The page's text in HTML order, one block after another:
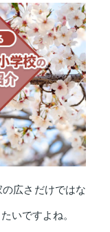
広さだけではな
いですよね。